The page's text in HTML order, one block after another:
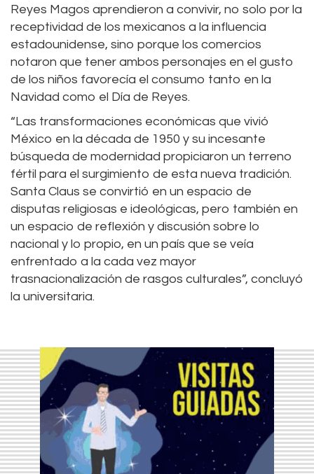
Reyes Magos aprendieron a convivir, no solo por la
receptividad de los mexicanos a la influencia
estadounidense, sino porque los comercios
notaron que tener ambos personajes en el gusto
de los niños favorecía el consumo tanto en la
Navidad como el Día de Reyes.
“Las transformaciones económicas que vivió
México en la década de 1950 y su incesante
búsqueda de modernidad propiciaron un terreno
fértil para el surgimiento de esta nueva tradición.
Santa Claus se convirtió en un espacio de
disputas religiosas e ideológicas, pero también en
un espacio de reflexión y discusión sobre lo
nacional y lo propio, en un país que se veía
enfrentado a la cada vez mayor
trasnacionalización de rasgos culturales”, concluyó
la universitaria.